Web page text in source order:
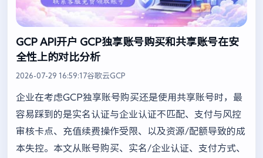
GCP API开户 GCP独享账号购买和共享账号在安
全性上的对比分析
2026-07-29 16:59:17谷歌云GCP
企业在考虑GCP独享账号购买还是使用共享账号时，最
容易踩到的是实名认证与企业认证不匹配、支付与风控
审核卡点、充值续费操作受限、以及资源/配额导致的成
本失控。本文从账号购买、实名/企业认证、支付方式、